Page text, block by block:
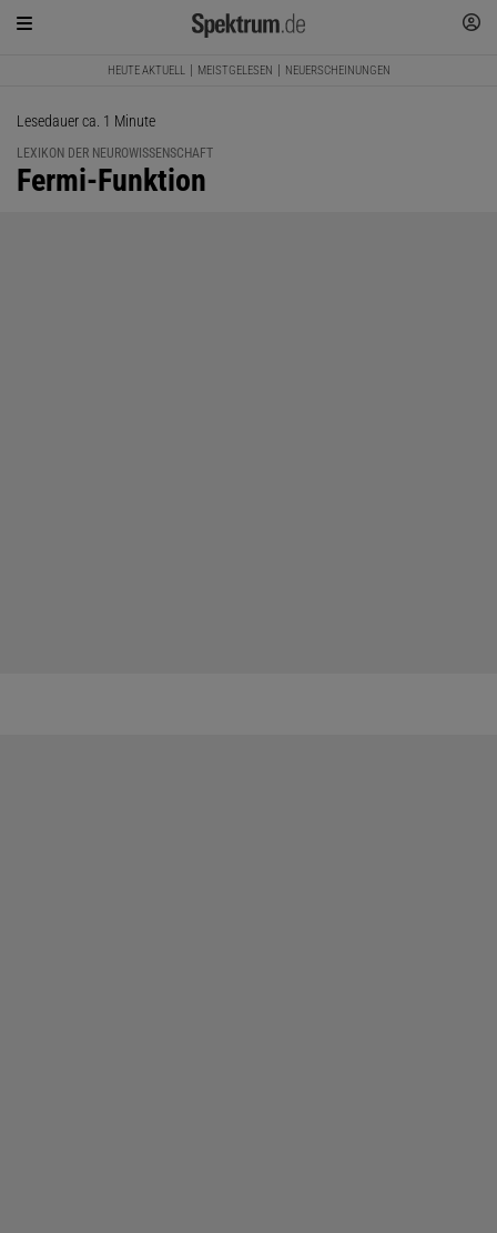
HEUTE AKTUELL MEISTGELESEN NEUERSCHEINUNGEN
Lesedauer ca. 1 Minute
LEXIKON DER NEUROWISSENSCHAFT
:
Fermi-Funktion